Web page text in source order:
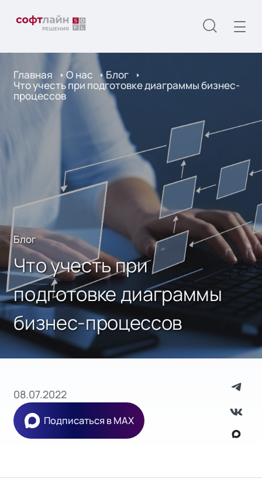
Главная О нас Блог
Что учесть при подготовке диаграммы бизнес-
процессов
Блог
Что учесть при
подготовке диаграммы
бизнес-процессов
08.07.2022
Подписаться в MAX